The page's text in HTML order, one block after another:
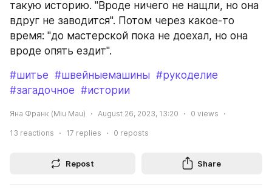
такую историю. "Вроде ничего не нащли, но она
вдруг не заводится". Потом через какое-то
время: "до мастерской пока не доехал, но она
вроде опять ездит".
#шитье #швейныемашины #рукоделие
#загадочное #истории
Яна Франк (Miu Mau) August 26, 2023, 13:20 0 views
13 reactions 17 replies 0 reposts
Repost Share